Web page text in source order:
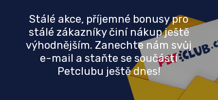
Stálé akce, příjemné bonusy pro
stálé zákazníky činí nákup ještě
výhodnějším. Zanechte nám svůj
e-mail a staňte se součástí
Petclubu ještě dnes!